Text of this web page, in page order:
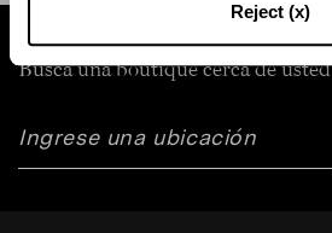
Reject (x)
Busca una boutique cerca de usted